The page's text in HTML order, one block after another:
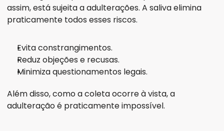
assim, está sujeita a adulterações. A saliva elimina
praticamente todos esses riscos.
Evita constrangimentos.
Reduz objeções e recusas.
Minimiza questionamentos legais.
Além disso, como a coleta ocorre à vista, a
adulteração é praticamente impossível.